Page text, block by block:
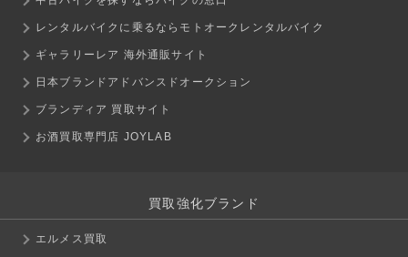
レンタルバイクに乗るならモトオークレンタルバイク
ギャラリーレア 海外通販サイト
日本ブランドアドバンスドオークション
ブランディア 買取サイト
お酒買取専門店 JOYLAB
買取強化ブランド
エルメス買取